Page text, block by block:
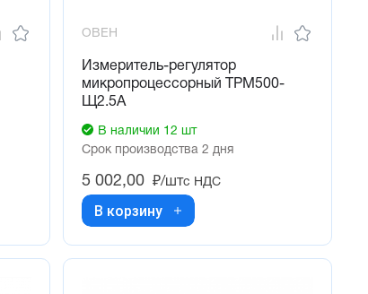
ОВЕН
Измеритель-регулятор
микропроцессорный ТРМ500-
Щ2.5А
В наличии 12 шт
Срок производства 2 дня
5 002,00 ₽/штс НДС
В корзину